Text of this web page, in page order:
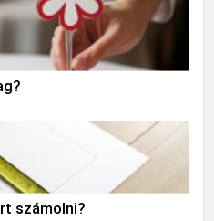
számolni?